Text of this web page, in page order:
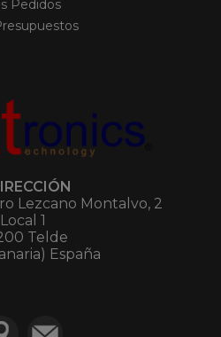
Pedidos
Lezcano Montalvo, 2
Local 1
Telde
España